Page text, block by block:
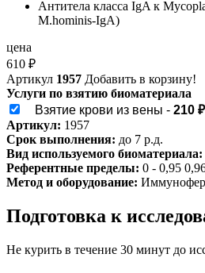
Антитела класса IgA к
M.hominis-IgA)
цена
610 ₽
Артикул 1957 Добавить в корзину!
Услуги по взятию биоматериала
Взятие крови из вены - 210 ₽
Артикул: 1957
Срок выполнения: до 7 р.д.
Вид используемого биоматериала:
Референтные пределы: 0 - 0,95
Метод и оборудование:
Подготовка к
Не курить в течение 30 минут до